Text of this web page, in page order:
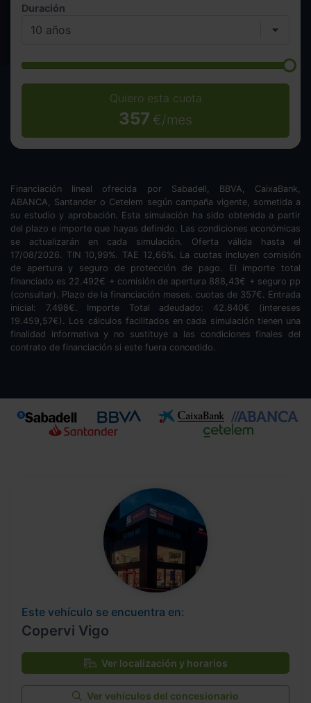
Duración
Quiero esta cuota
357 €/mes
Financiación lineal ofrecida por Sabadell, BBVA, CaixaBank,
ABANCA, Santander o Cetelem según campaña vigente, sometida a
su estudio y aprobación. Esta simulación ha sido obtenida a partir
del plazo e importe que hayas definido. Las condiciones económicas
se actualizarán en cada simulación. Oferta válida hasta el
17/08/2026. TIN 10,99%. TAE 12,66%. La cuotas incluyen comisión
de apertura y seguro de protección de pago. El importe total
financiado es 22.492€ + comisión de apertura 888,43€ + seguro pp
(consultar). Plazo de la financiación meses. cuotas de 357€. Entrada
inicial: 7.498€. Importe Total adeudado: 42.840€ (intereses
19.459,57€). Los cálculos facilitados en cada simulación tienen una
finalidad informativa y no sustituye a las condiciones finales del
contrato de financiación si este fuera concedido.
Este vehículo se encuentra en:
Copervi Vigo
Ver localización y horarios
Ver vehículos del concesionario